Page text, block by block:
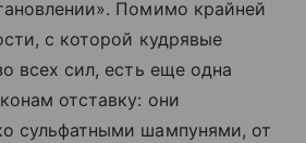
Помимо крайней
с которой кудрявые
всех сил, есть еще одна
отставку: они
сульфатными шампунями, от